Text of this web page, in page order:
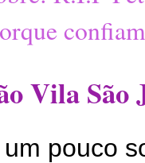
Vila São
pouco